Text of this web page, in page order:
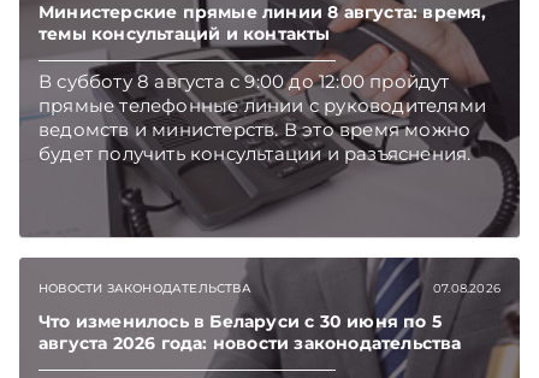
Министерские прямые линии 8 августа: время,
темы консультаций и контакты
В субботу 8 августа с 9:00 до 12:00 пройдут
прямые телефонные линии с руководителями
ведомств и министерств. В это время можно
будет получить консультации и разъяснения.
НОВОСТИ ЗАКОНОДАТЕЛЬСТВА 07.08.2026
Что изменилось в Беларуси с 30 июня по 5
августа 2026 года: новости законодательства